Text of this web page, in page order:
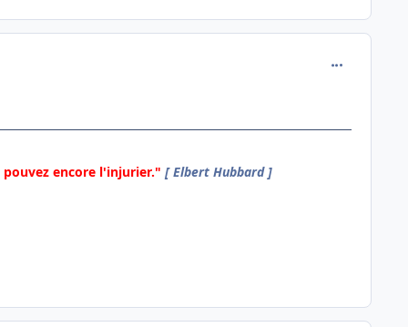
encore l'injurier." [ Elbert Hubbard ]